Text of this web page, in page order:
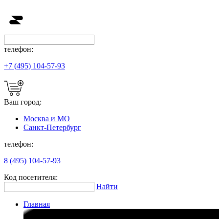
телефон:
+7 (495) 104-57-93
Ваш город:
Москва и МО
Санкт-Петербург
телефон:
8 (495) 104-57-93
Код посетителя:
Найти
Главная